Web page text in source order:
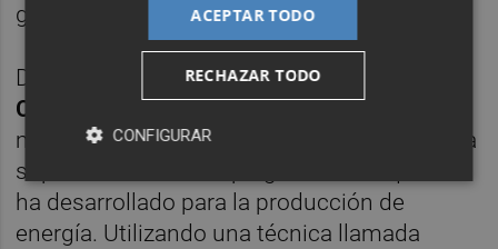
gran terremoto ".
Dirigido por el investigador postdoctoral de
Caltech Kyungjae Im, el equipo buscó
modelar lo que está sucediendo debajo de la
superficie de un campo geotérmico que se
ha desarrollado para la producción de
energía. Utilizando una técnica llamada
ACEPTAR TODO
RECHAZAR TODO
CONFIGURAR